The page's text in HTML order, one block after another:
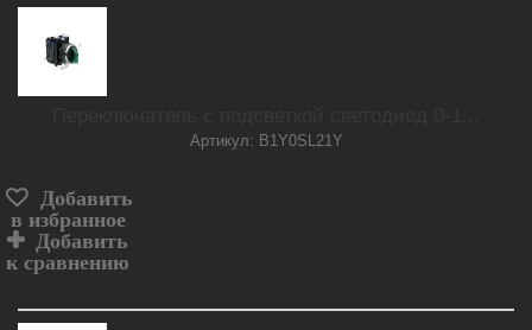
Артикул: B1Y0SL21Y
Добавить
в избранное
Добавить
к сравнению